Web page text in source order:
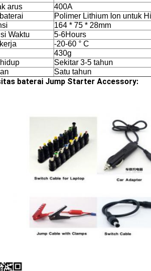
arus
400A
Polimer Lithium Ion untuk
164 * 75 * 28mm
Waktu
5-6Hours
-20-60 ° C
430g
Sekitar 3-5 tahun
Satu tahun
baterai Jump Starter Accessory: